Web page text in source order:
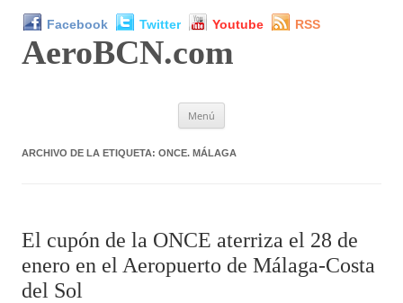
Facebook Twitter Youtube RSS
AeroBCN.com
Menú
ARCHIVO DE LA ETIQUETA: ONCE. MÁLAGA
El cupón de la ONCE aterriza el 28 de
enero en el Aeropuerto de Málaga-Costa
del Sol